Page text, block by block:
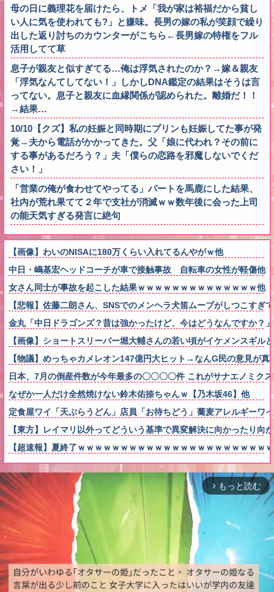
母の日に義理花を届けたら、トメ「我が家は裕福だから貧し
い人に気を使われても?」と嫌味。長男の嫁の私が笑顔で繰り
出した返り討ちのカウンターがこちら←長男嫁の特権をフル
活用してて草
息子が親友と似すぎてる…俺は浮気されたのか？→嫁＆親友
「浮気なんてしてない！」しかしDNA鑑定の結果はそうは言
ってない。息子と親友に血縁関係が認められた。離婚だ！！
→結果…
10/10【クズ】私の妊娠と同時期にプリンも妊娠してた事が発
覚→夫から電話がかかってきた。父「娘に代われ？その前に
する事があるだろう？」夫「僕らの恋路を邪魔しないでくだ
さい！」
「営業の俺が食わせてやってる」パートを馬鹿にした結果、
社内が荒れ果てて２年で支社が消滅ｗｗ数年後に会った上司
の能天気すぎる発言に絶句
【画像】わいのNISAに180万くらい入れてるんやがｗ他
中日・嶋基宏ヘッドコーチが車で接触事故 自転車の女性が軽傷他
女さん同士が事故を起こした結果ｗｗｗｗｗｗｗｗｗｗｗｗｗｗ他
【悲報】佐藤二朗さん、SNSでのメンヘラ犬笛ムーブがしつこすぎ
金丸「中日ドラゴンズ？昔は強かったけど、今はどうなんですか？
【画像】ショートスリーパー堀大輔さんの若い頃がイケメンスギル
【物議】めっちゃカメレオン147億円大ヒット→なんG民の意見が真
日本、7月の倒産件数が今年最多の〇〇〇〇件 これがサナエノミク
なぜか一人だけ全然焼けない鈴木佑捺ちゃんｗ【乃木坂46】他
定食屋ワイ「天ぷらうどん」店員「お待ちどう」蕎麦アレルギー
【東方】レイマリ以外ってどういう基準で異変解決に向かったり向
【超速報】夏終了ｗｗｗｗｗｗｗｗｗｗｗｗｗｗｗｗｗｗｗｗｗｗ
arrow_forward_ios もっと読む